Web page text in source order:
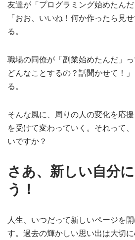
友達が「プログラミング始めたんだ
「おお、いいね！何か作ったら見
る。
職場の同僚が「副業始めたんだ」っ
どんなことするの？話聞かせて！
る。
そんな風に、周りの人の変化を応
を受けて変わっていく。それって
いですか？
さあ、新しい自分
う！
人生、いつだって新しいページを
す。過去の輝かしい思い出は大切